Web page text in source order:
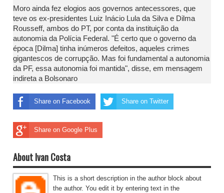
Moro ainda fez elogios aos governos antecessores, que
teve os ex-presidentes Luiz Inácio Lula da Silva e Dilma
Rousseff, ambos do PT, por conta da instituição da
autonomia da Polícia Federal. "É certo que o governo da
época [Dilma] tinha inúmeros defeitos, aqueles crimes
gigantescos de corrupção. Mas foi fundamental a autonomia
da PF, essa autonomia foi mantida", disse, em mensagem
indireta a Bolsonaro
Share on Facebook Share on Twitter
Share on Google Plus
About Ivan Costa
This is a short description in the author block about
the author. You edit it by entering text in the